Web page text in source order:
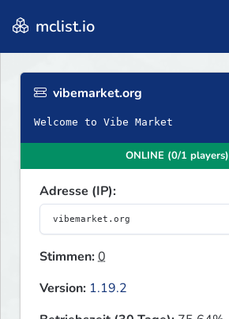
mclist.io
vibemarket.org
Welcome to Vibe Market
ONLINE (0/1 players)
Adresse (IP):
Stimmen:0
Version: 1.19.2